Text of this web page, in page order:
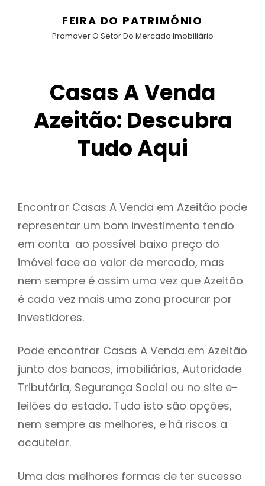
FEIRA DO PATRIMÓNIO
Promover O Setor Do Mercado Imobiliário
Casas A Venda
Azeitão: Descubra
Tudo Aqui
Encontrar Casas A Venda em Azeitão pode
representar um bom investimento tendo
em conta ao possível baixo preço do
imóvel face ao valor de mercado, mas
nem sempre é assim uma vez que Azeitão
é cada vez mais uma zona procurar por
investidores.
Pode encontrar Casas A Venda em Azeitão
junto dos bancos, imobiliárias, Autoridade
Tributária, Segurança Social ou no site e-
leilões do estado. Tudo isto são opções,
nem sempre as melhores, e há riscos a
acautelar.
Uma das melhores formas de ter sucesso